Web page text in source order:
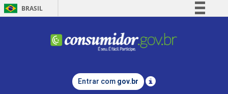
BRASIL
Comunica BR
Legislação
Entrar com gov.br